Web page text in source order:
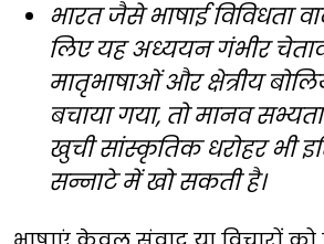
भारत जैसे भाषाई विविधता
लिए यह अध्ययन गंभीर
मातृभाषाओं और क्षेत्रीय
बचाया गया, तो मानव
खुची सांस्कृतिक धरोहर भी
सन्नाटे में खो सकती है।